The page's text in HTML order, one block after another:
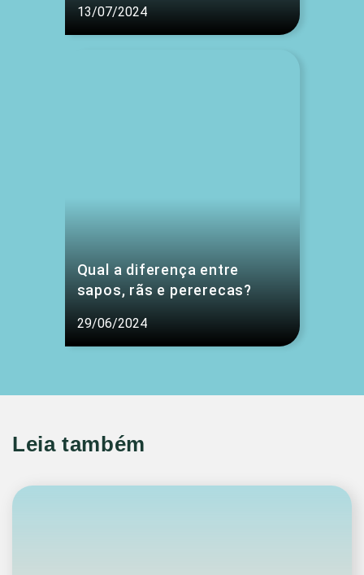
13/07/2024
Qual a diferença entre
sapos, rãs e pererecas?
29/06/2024
Leia também